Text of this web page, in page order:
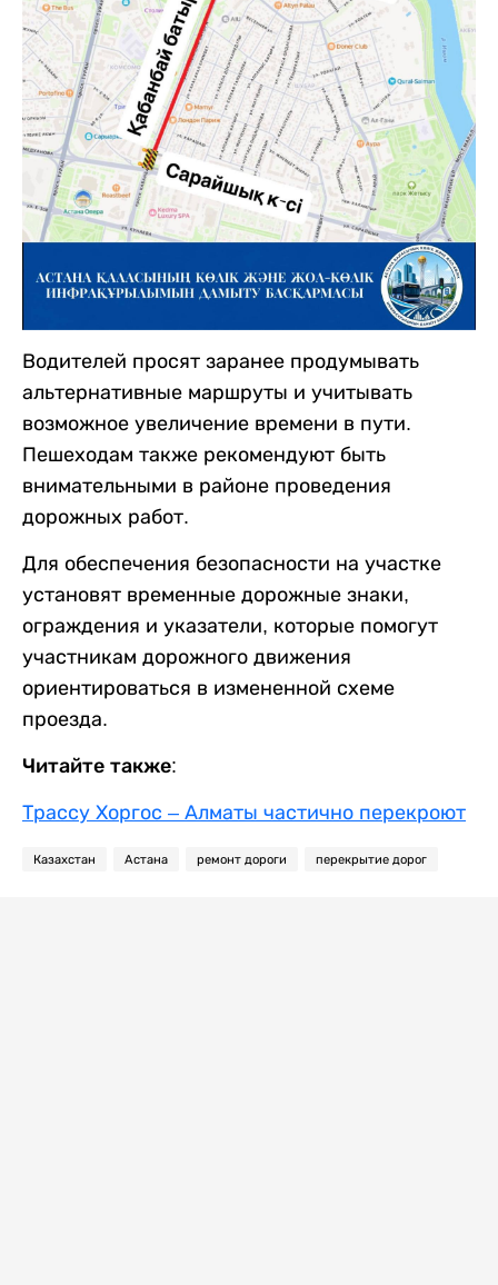
Водителей просят заранее продумывать
альтернативные маршруты и учитывать
возможное увеличение времени в пути.
Пешеходам также рекомендуют быть
внимательными в районе проведения
дорожных работ.
Для обеспечения безопасности на участке
установят временные дорожные знаки,
ограждения и указатели, которые помогут
участникам дорожного движения
ориентироваться в измененной схеме
проезда.
Читайте также:
Трассу Хоргос – Алматы частично перекроют
Казахстан Астана ремонт дороги перекрытие дорог